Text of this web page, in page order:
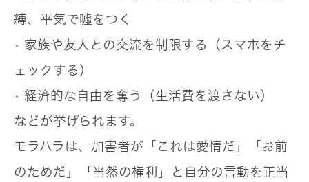
縛、平気で噓をつく
• 家族や友人との交流を制限する（スマホをチ
ェックする）
• 経済的な自由を奪う（生活費を渡さない）
などが挙げられます。
モラハラは、加害者が「これは愛情だ」「お前
のためだ」「当然の権利」と自分の言動を正当